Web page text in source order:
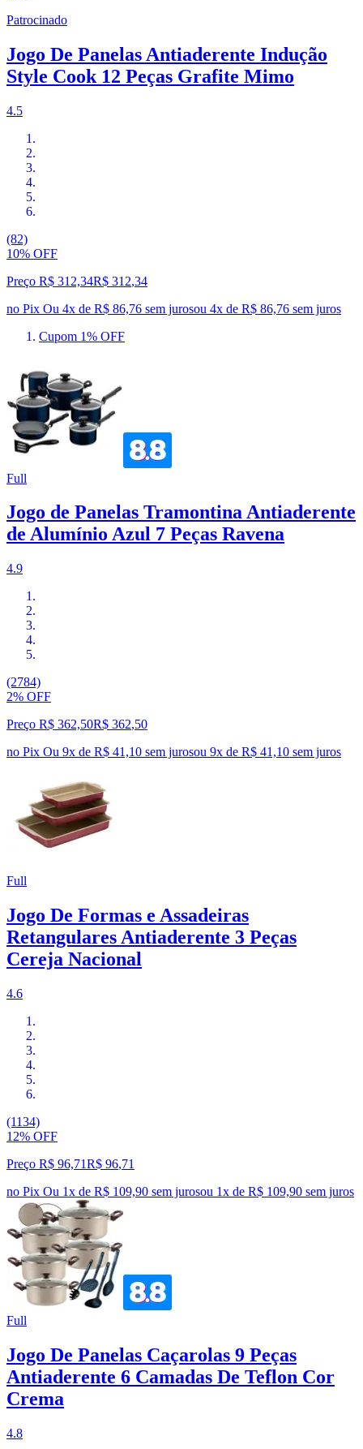
Patrocinado
Jogo De Panelas Antiaderente Indução
Style Cook 12 Peças Grafite Mimo
4.5
(82)
10% OFF
Preço R$ 312,34R$ 312,34
no Pix Ou 4x de R$ 86,76 sem jurosou 4x de R$ 86,76 sem juros
Cupom 1% OFF
Full
Jogo de Panelas Tramontina Antiaderente
de Alumínio Azul 7 Peças Ravena
4.9
(2784)
2% OFF
Preço R$ 362,50R$ 362,50
no Pix Ou 9x de R$ 41,10 sem jurosou 9x de R$ 41,10 sem juros
Full
Jogo De Formas e Assadeiras
Retangulares Antiaderente 3 Peças
Cereja Nacional
4.6
(1134)
12% OFF
Preço R$ 96,71R$ 96,71
no Pix Ou 1x de R$ 109,90 sem jurosou 1x de R$ 109,90 sem juros
Full
Jogo De Panelas Caçarolas 9 Peças
Antiaderente 6 Camadas De Teflon Cor
Crema
4.8